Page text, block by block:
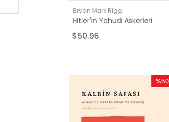
Bryan Mark Rigg
Hitler'in Yahudi Askerleri
$50.96
%50